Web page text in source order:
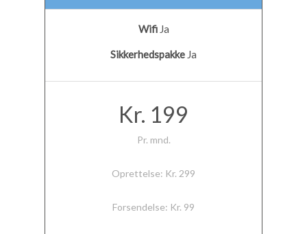
WifiJa
Sikkerhedspakke Ja
Kr. 199
Pr. mnd.
Oprettelse: Kr. 299
Forsendelse: Kr. 99